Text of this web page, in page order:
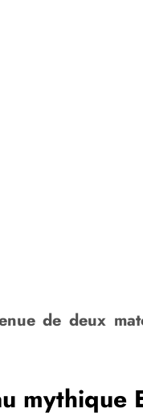
de deux
mythique